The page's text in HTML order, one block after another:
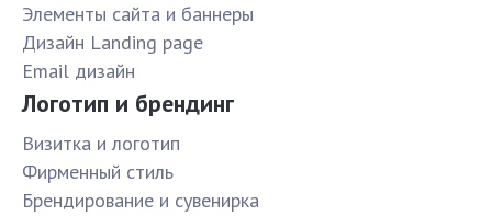
Элементы сайта и баннеры
Дизайн Landing page
Email дизайн
Логотип и брендинг
Визитка и логотип
Фирменный стиль
Брендирование и сувенирка